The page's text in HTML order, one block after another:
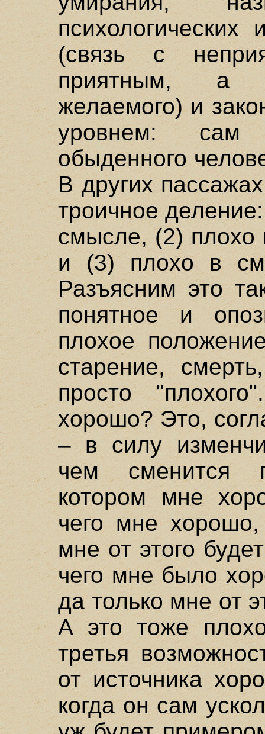
(связь с
приятным, а
желаемого) и
уровнем: сам
обыденного
В других
троичное
смысле, (2) плохо
и (3) плохо в
Разъясним это
понятное и
плохое
старение,
просто
хорошо? Это,
– в силу
чем сменится
котором мне
чего мне
мне от этого
чего мне было
да только мне от
А это тоже
третья
от источника
когда он сам